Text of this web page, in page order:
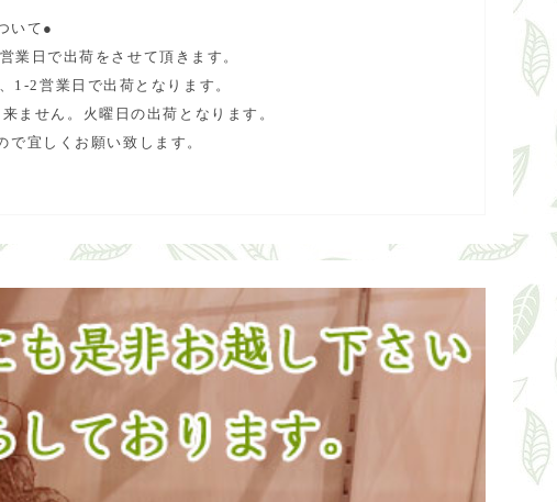
いて●
業日で出荷をさせて頂きます。
1-2営業日で出荷となります。
ません。火曜日の出荷となります。
で宜しくお願い致します。